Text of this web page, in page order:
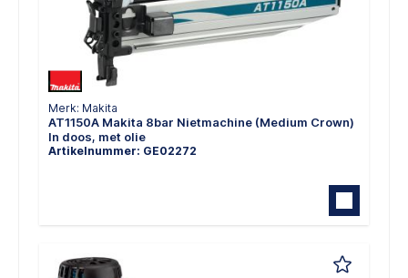
Merk: Makita
AT1150A Makita 8bar Nietmachine (Medium Crown)
In doos, met olie
Artikelnummer: GE02272